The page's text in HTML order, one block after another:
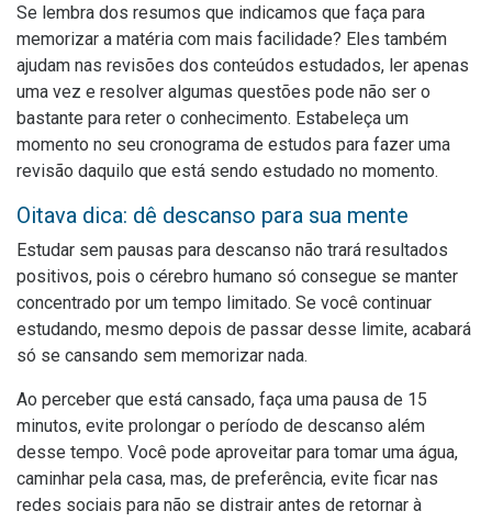
Se lembra dos resumos que indicamos que faça para
memorizar a matéria com mais facilidade? Eles também
ajudam nas revisões dos conteúdos estudados, ler apenas
uma vez e resolver algumas questões pode não ser o
bastante para reter o conhecimento. Estabeleça um
momento no seu cronograma de estudos para fazer uma
revisão daquilo que está sendo estudado no momento.
Oitava dica: dê descanso para sua mente
Estudar sem pausas para descanso não trará resultados
positivos, pois o cérebro humano só consegue se manter
concentrado por um tempo limitado. Se você continuar
estudando, mesmo depois de passar desse limite, acabará
só se cansando sem memorizar nada.
Ao perceber que está cansado, faça uma pausa de 15
minutos, evite prolongar o período de descanso além
desse tempo. Você pode aproveitar para tomar uma água,
caminhar pela casa, mas, de preferência, evite ficar nas
redes sociais para não se distrair antes de retornar à